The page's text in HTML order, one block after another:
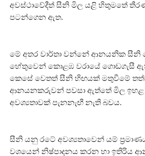
අවස්ථාවේදීත් සීනි මිල යළි හිතුමතේ
පටන්ගෙන ඇත.
මේ අතර වාර්තා වන්නේ ආනයනික සීනි
හේතුවෙන් කොළඹ වරායේ ගොඩගැසී
කෙසේ වෙතත් සීනි හිඟයක් මතුවීමේ
ආනයනකරුවන් පවසා ඇත්තේ මිල ඉහළ
අවශ්‍යතාවක් පැනනැඟී නැති බවය.
සීනි යනු රටේ අවශ්‍යතාවෙන් යම්
වශයෙන් නිෂ්පාදනය කරන හා ඉතිරිය